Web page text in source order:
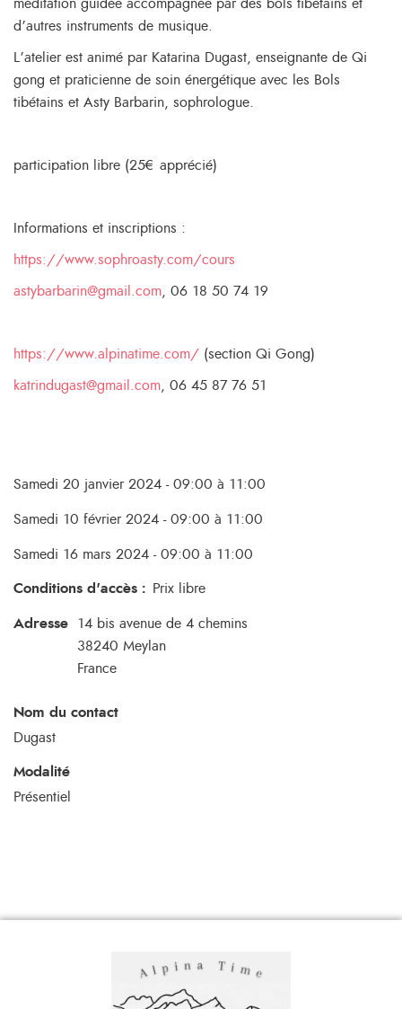
méditation guidée accompagnée par des bols tibétains et
d’autres instruments de musique.
L’atelier est animé par Katarina Dugast, enseignante de Qi
gong et praticienne de soin énergétique avec les Bols
tibétains et Asty Barbarin, sophrologue.
participation libre (25€ apprécié)
Informations et inscriptions :
https://www.sophroasty.com/cours
astybarbarin@gmail.com , 06 18 50 74 19
https://www.alpinatime.com/ (section Qi Gong)
katrindugast@gmail.com , 06 45 87 76 51
Samedi 20 janvier 2024 - 09:00 à 11:00
Samedi 10 février 2024 - 09:00 à 11:00
Samedi 16 mars 2024 - 09:00 à 11:00
Conditions d'accès : Prix libre
Adresse
14 bis avenue de 4 chemins
38240 Meylan
France
Nom du contact
Dugast
Modalité
Présentiel